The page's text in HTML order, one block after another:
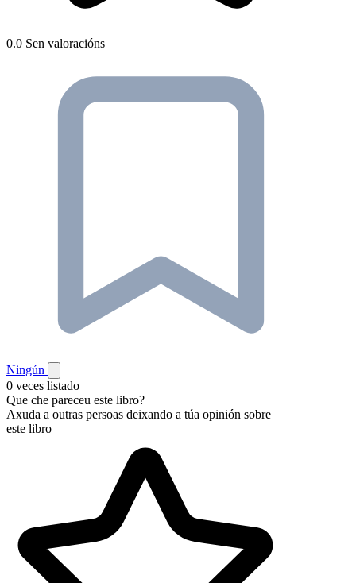
0.0 Sen valoracións
Ningún
0 veces listado
Que che pareceu este libro?
Axuda a outras persoas deixando a túa opinión sobre
este libro